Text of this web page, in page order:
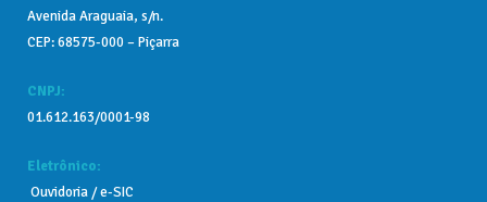
Avenida Araguaia, s/n.
CEP: 68575-000 – Piçarra
CNPJ:
01.612.163/0001-98
Eletrônico:
Ouvidoria /e-SIC